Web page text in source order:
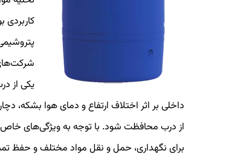
یکی از
داخلی بر اثر اختلاف ارتفاع و دمای هوا
برای نگهداری، حمل و نقل مواد مختلف و حفظ